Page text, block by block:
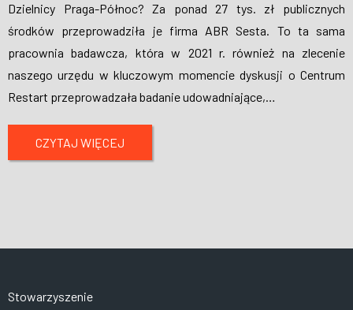
Dzielnicy Praga-Północ? Za ponad 27 tys. zł publicznych
środków przeprowadziła je firma ABR Sesta. To ta sama
pracownia badawcza, która w 2021 r. również na zlecenie
naszego urzędu w kluczowym momencie dyskusji o Centrum
Restart przeprowadzała badanie udowadniające,…
CZYTAJ WIĘCEJ
Stowarzyszenie